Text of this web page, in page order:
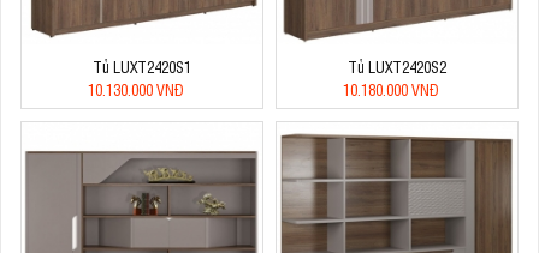
Tủ LUXT2420S1
10.130.000 VNĐ
Tủ LUXT2420S2
10.180.000 VNĐ